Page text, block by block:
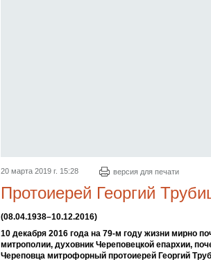
20 марта 2019 г. 15:28 версия для печати
Протоиерей Георгий
(08.04.1938–10.12.2016)
10 декабря 2016 года на 79-м году жизни мирно
митрополии, духовник Череповецкой епархии,
Череповца митрофорный протоиерей Георгий